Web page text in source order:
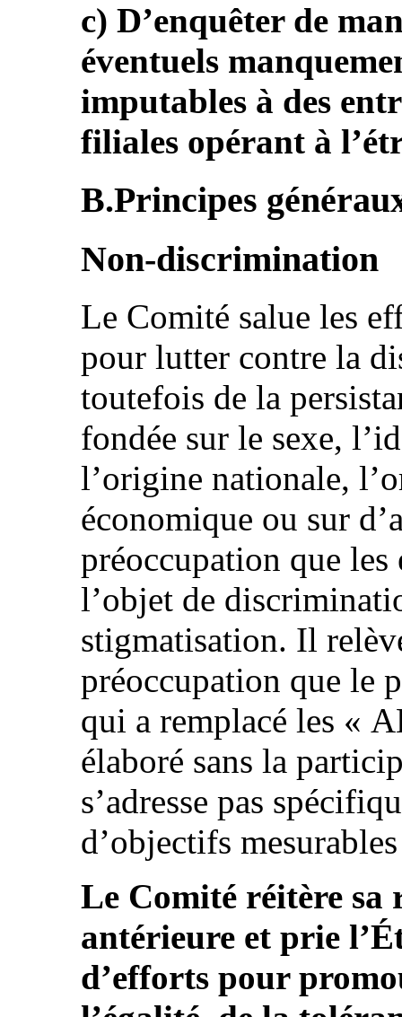
c) D’enquêter de
éventuels
imputables à des
filiales opérant à
B.Principes
Non-discrimination
Le Comité salue les
pour lutter contre la
toutefois de la
fondée sur le sexe,
l’origine nationale,
économique ou sur
préoccupation que
l’objet de
stigmatisation. Il
préoccupation que le
qui a remplacé les «
élaboré sans la
s’adresse pas
d’objectifs
Le Comité réitère sa
antérieure et prie
d’efforts pour